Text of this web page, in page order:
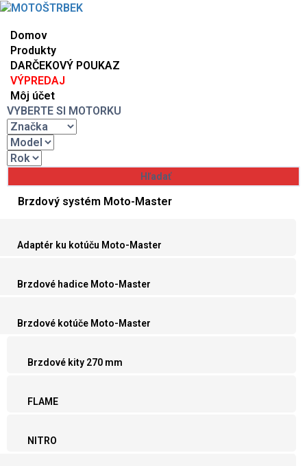
Domov
Produkty
DARČEKOVÝ POUKAZ
VÝPREDAJ
Môj účet
VYBERTE SI MOTORKU
Brzdový systém Moto-Master
Adaptér ku kotúču Moto-Master
Brzdové hadice Moto-Master
Brzdové kotúče Moto-Master
Brzdové kity 270 mm
FLAME
NITRO